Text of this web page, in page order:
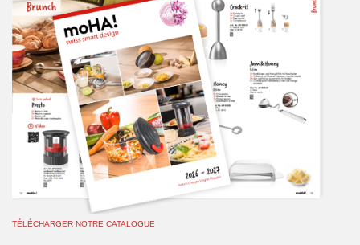
TÉLÉCHARGER NOTRE CATALOGUE